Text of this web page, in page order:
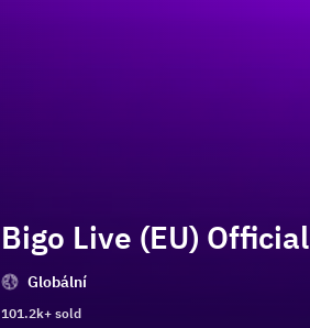
Bigo Live (EU) Official
Globální
101.2k+ sold